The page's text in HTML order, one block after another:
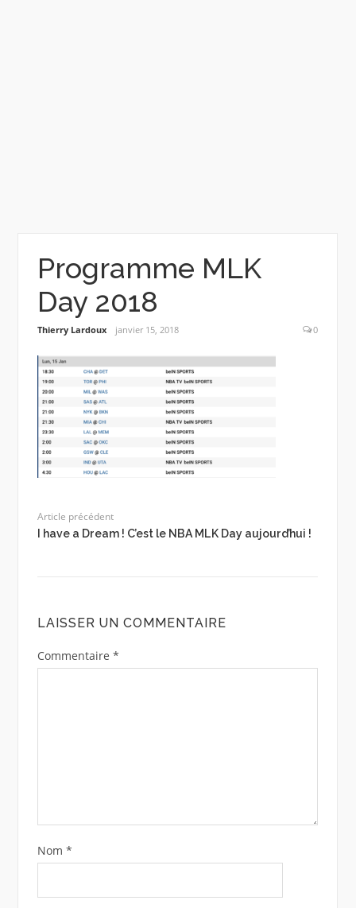
Programme MLK
Day 2018
Thierry Lardoux janvier 15, 2018 0
Article précédent
I have a Dream ! C’est le NBA MLK Day aujourd’hui !
LAISSER UN COMMENTAIRE
Commentaire *
Nom *